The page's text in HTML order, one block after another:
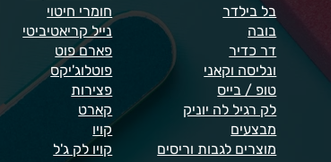
חומרי חיטוי
נייל קריאטיביטי
פארם פוט
פוטלוג'יקס
פצירות
קארט
קויו
קויו לק ג'ל
בל בילדר
בובה
דר כדיר
ונליסה וקאני
טופ / בייס
לק רגיל לה יוניק
מבצעים
מוצרים לגבות וריסים